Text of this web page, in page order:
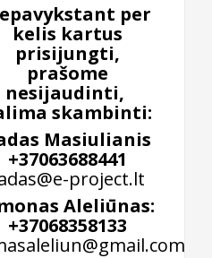
per
kelis kartus
prisijungti,
prašome
nesijaudinti,
skambinti:
Masiulianis
+37063688441
project.lt
Aleliūnas:
+37068358133